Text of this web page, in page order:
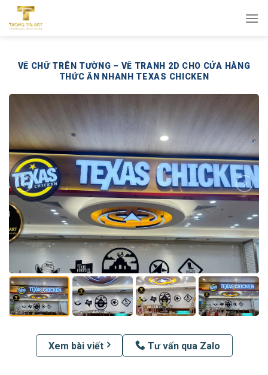
qua
VẼ CHỮ TRÊN TƯỜNG – VẼ TRANH 2D CHO CỬA HÀNG
THỨC ĂN NHANH TEXAS CHICKEN
Xem bài viết Tư vấn qua Zalo